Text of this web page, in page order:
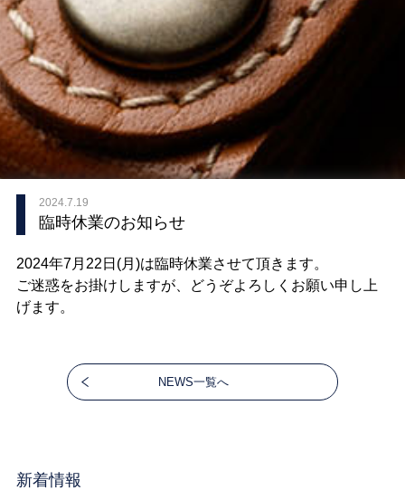
2024.7.19
臨時休業のお知らせ
2024年7月22日(月)は臨時休業させて頂きます。
ご迷惑をお掛けしますが、どうぞよろしくお願い申し上
げます。
NEWS一覧へ
新着情報